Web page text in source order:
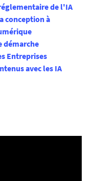
de l'IA
conception à
démarche
Entreprises
avec les IA